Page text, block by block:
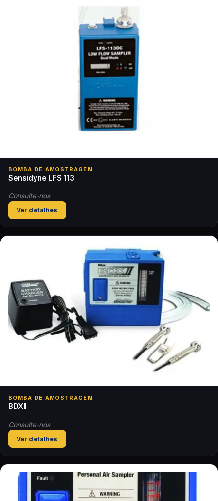
BOMBA DE AMOSTRAGEM
Sensidyne LFS 113
Consulte-nos
Ver detalhes
BOMBA DE AMOSTRAGEM
BDXII
Consulte-nos
Ver detalhes